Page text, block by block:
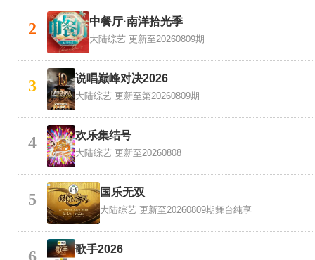
2 中餐厅·南洋拾光季
大陆综艺 更新至20260809期
3 说唱巅峰对决2026
大陆综艺 更新至第20260809期
4 欢乐集结号
大陆综艺 更新至20260808
5 国乐无双
大陆综艺 更新至20260809期舞台纯享
歌手2026